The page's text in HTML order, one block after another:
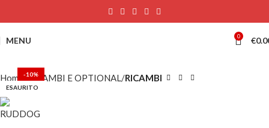
MENU 0 €
-10%
ESAURITO
Home RICAMBI E OPTIONAL RICAMBI